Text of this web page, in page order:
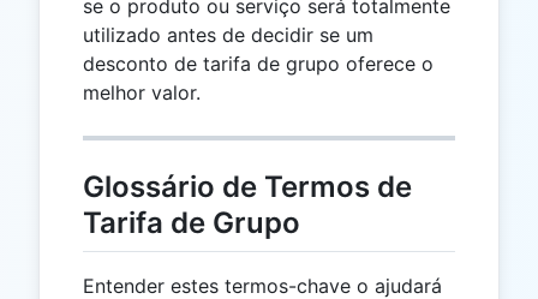
se o produto ou serviço será totalmente
utilizado antes de decidir se um
desconto de tarifa de grupo oferece o
melhor valor.
Glossário de Termos de
Tarifa de Grupo
Entender estes termos-chave o ajudará